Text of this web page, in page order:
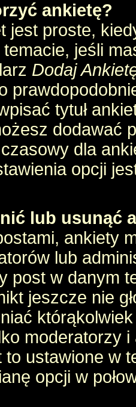
ankietę?
jest proste,
jeśli
Dodaj
tytuł
dodawać
dla
opcji
lub usunąć
ankiety
lub
post w danym
jeszcze nie
moderatorzy
ustawione w
opcji w